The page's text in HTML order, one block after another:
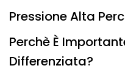
Pressione Alta
Perchè È
Differenziata?